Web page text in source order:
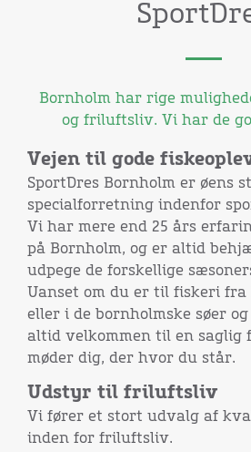
Bornholm har rige
og friluftsliv. Vi har de
Vejen til gode
SportDres Bornholm er øens
specialforretning indenfor
Vi har mere end 25 års
på Bornholm, og er altid
udpege de forskellige sæsoners
Uanset om du er til fiskeri fra
eller i de bornholmske søer
altid velkommen til en saglig
møder dig, der hvor du står.
Udstyr til friluftsliv
Vi fører et stort udvalg af
inden for friluftsliv.